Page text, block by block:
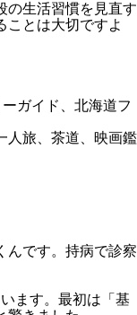
の生活習慣を見直す
ことは大切ですよ
ガイド、北海道フ
人旅、茶道、映画鑑
んです。持病で診察
ます。最初は「基